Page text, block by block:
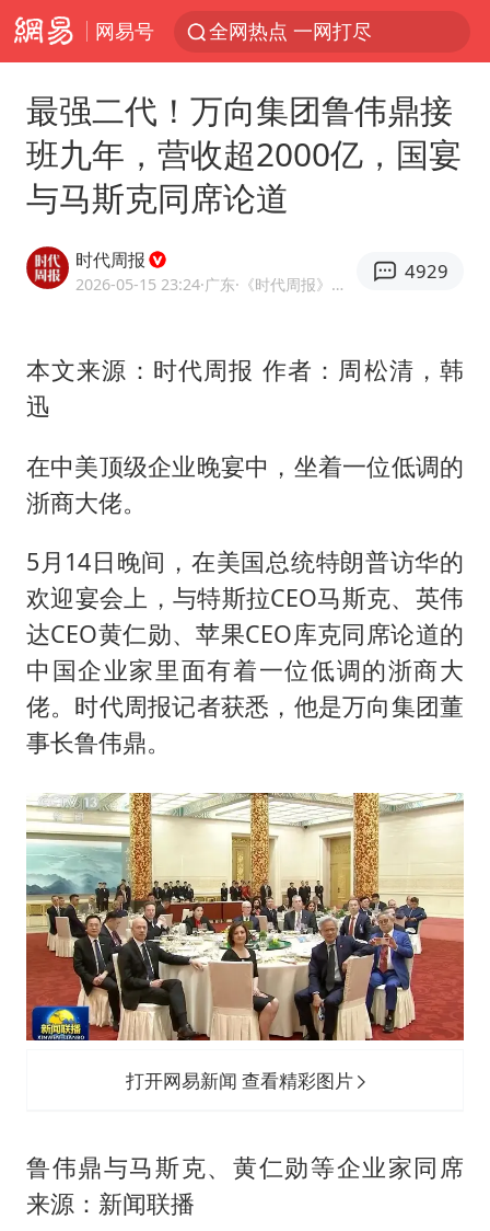
网易号 全网热点 一网打尽
最强二代！万向集团鲁伟鼎接
班九年，营收超2000亿，国宴
与马斯克同席论道
时代周报
2026-05-15 23:24·广东 ·《时代周报》官方网易号
4929
本文来源：时代周报 作者：周松清，韩
迅
在中美顶级企业晚宴中，坐着一位低调的
浙商大佬。
5月14日晚间，在美国总统特朗普访华的
欢迎宴会上，与特斯拉CEO马斯克、英伟
达CEO黄仁勋、苹果CEO库克同席论道的
中国企业家里面有着一位低调的浙商大
佬。时代周报记者获悉，他是万向集团董
事长鲁伟鼎。
打开网易新闻 查看精彩图片
鲁伟鼎与马斯克、黄仁勋等企业家同席
来源：新闻联播